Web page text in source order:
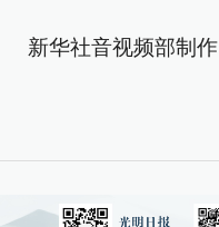
新华社音视频部制作